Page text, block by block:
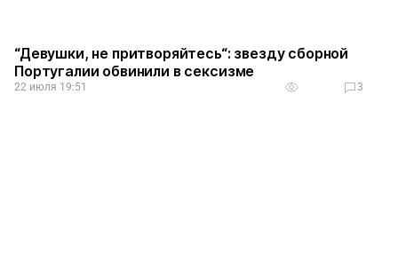
“Девушки, не притворяйтесь“: звезду сборной
Португалии обвинили в сексизме
22 июля 19:51 3